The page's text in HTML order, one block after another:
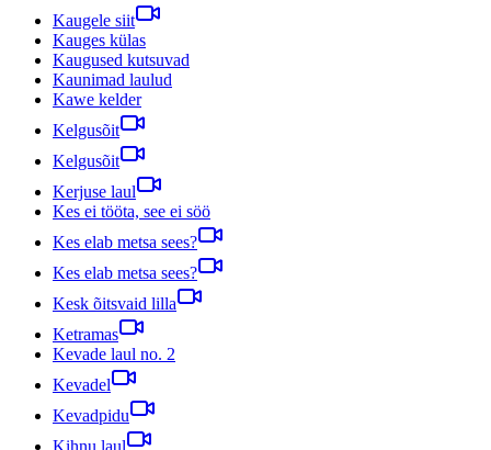
Kaugele siit
Kauges külas
Kaugused kutsuvad
Kaunimad laulud
Kawe kelder
Kelgusõit
Kelgusõit
Kerjuse laul
Kes ei tööta, see ei söö
Kes elab metsa sees?
Kes elab metsa sees?
Kesk õitsvaid lilla
Ketramas
Kevade laul no. 2
Kevadel
Kevadpidu
Kihnu laul